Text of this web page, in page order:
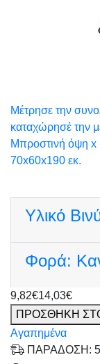
Μέτρησε την
καταχώρησέ την
Μπροστινή όψη x
70x60x190 εκ.
Υλικό
Φορά:
9,82€14,03€
ΠΡΟΣΘΗΚΗ
Αγαπημένα
ΠΑΡΑΔΟΣΗ: